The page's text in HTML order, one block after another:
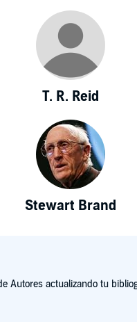
T. R. Reid
Stewart Brand
Autores actualizando tu